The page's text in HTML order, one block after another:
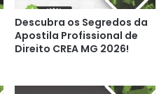
Descubra os Segredos da
Apostila Profissional de
Direito CREA MG 2026!